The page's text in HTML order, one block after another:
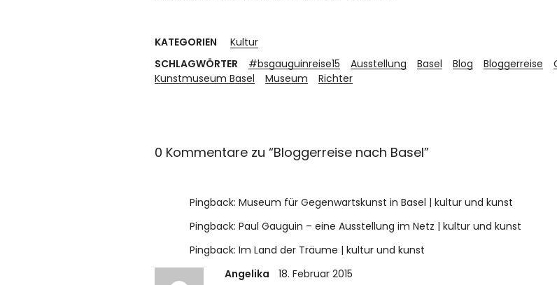
KATEGORIEN
Kultur
SCHLAGWÖRTER
#bsgauguinreise15 Ausstellung Basel Blog Bloggerreise
Kunstmuseum Basel
Museum Richter
0 Kommentare zu “Bloggerreise nach Basel”
Pingback:Museum für Gegenwartskunst in Basel | kultur und kunst
Pingback:Paul Gauguin – eine Ausstellung im Netz | kultur und kunst
Pingback:Im Land der Träume | kultur und kunst
Angelika
18. Februar 2015